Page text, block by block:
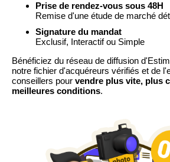
Prise de rendez-vous sous 48H
Remise d'une étude de marché
Signature du mandat
Exclusif, Interactif ou Simple
Bénéficiez du réseau de diffusion
notre fichier d'acquéreurs vérifiés et de
conseillers pour vendre plus vite, plus
meilleures conditions.